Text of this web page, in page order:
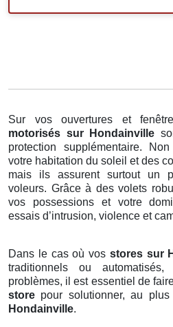
Sur vos ouvertures et
motorisés sur Hondainville
protection supplémentaire.
votre habitation du soleil et des
mais ils assurent surtout un
voleurs. Grâce à des volets
vos possessions et votre
essais d’intrusion, violence et
Dans le cas où vos stores sur
traditionnels ou
problèmes, il est essentiel de
store pour solutionner, au
Hondainville.